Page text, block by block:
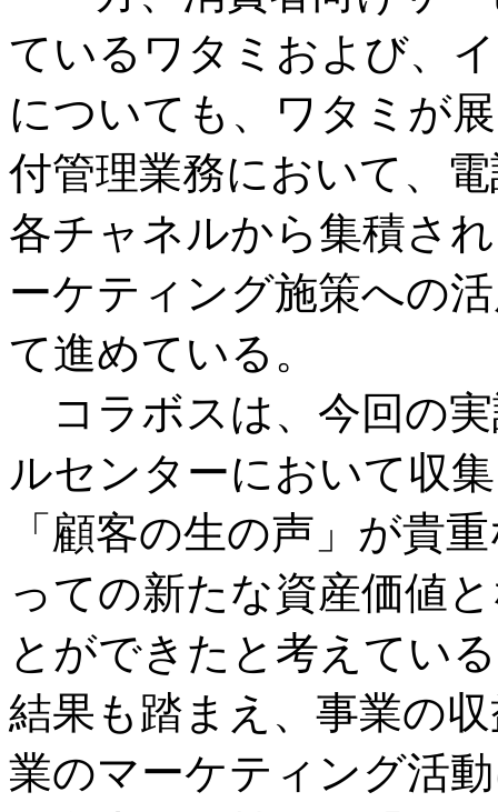
ているワタミおよび、
についても、ワタミが
付管理業務において、
各チャネルから集積さ
ーケティング施策への
て進めている。
コラボスは、今回の
ルセンターにおいて収
「顧客の生の声」が貴
っての新たな資産価値
とができたと考えてい
結果も踏まえ、事業の
業のマーケティング活